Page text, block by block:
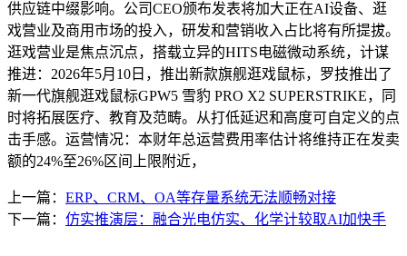
供应链中缀影响。公司CEO颁布发表将加大正在AI设备、逛
戏营业及商用市场的投入，研发和营销收入占比将有所提拔。
逛戏营业是焦点沉点，搭载立异的HITS电磁微动系统，计谋
推进：2026年5月10日，推出新款旗舰逛戏鼠标，罗技推出了
新一代旗舰逛戏鼠标GPW5 雪豹 PRO X2 SUPERSTRIKE，同
时将拓展医疗、教育及范畴。从打低延迟和高度可自定义的点
击手感。运营情况：本财年总运营费用率估计将维持正在发卖
额的24%至26%区间上限附近，
上一篇： ERP、CRM、OA等存量系统无法顺畅对接
下一篇： 仿实推演层：融合光电仿实、化学计较取AI加快手